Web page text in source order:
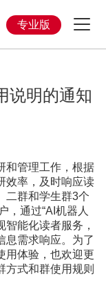
专业版
说明的通知
和管理工作，根据
效率，及时响应读
二群和学生群3个
，通过“AI机器人
能化读者服务，
息需求响应。为了
用体验，也欢迎更
方式和群使用规则